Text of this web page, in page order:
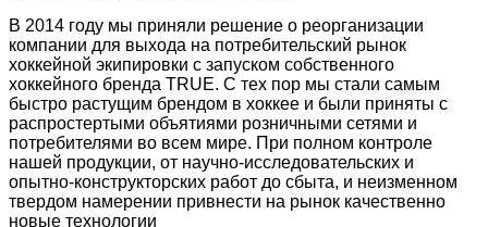
В 2014 году мы приняли решение о реорганизации
компании для выхода на потребительский рынок
хоккейной экипировки с запуском собственного
хоккейного бренда TRUE. С тех пор мы стали самым
быстро растущим брендом в хоккее и были приняты с
распростертыми объятиями розничными сетями и
потребителями во всем мире. При полном контроле
нашей продукции, от научно-исследовательских и
опытно-конструкторских работ до сбыта, и неизменном
твердом намерении привнести на рынок качественно
новые технологии